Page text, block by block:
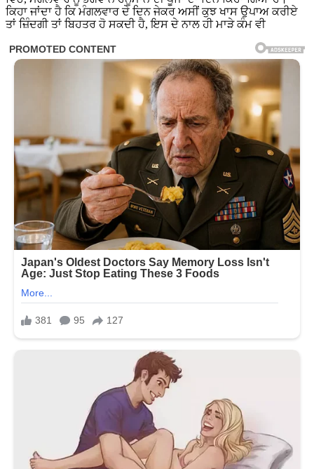
ਕਿਹਾ ਜਾਂਦਾ ਹੈ ਕਿ ਮੰਗਲਵਾਰ ਦੇ ਦਿਨ ਜੇਕਰ ਅਸੀਂ ਕੁਝ ਖਾਸ ਉਪਾਅ ਕਰੀਏ
ਤਾਂ ਜ਼ਿੰਦਗੀ ਤਾਂ ਬਿਹਤਰ ਹੋ ਸਕਦੀ ਹੈ, ਇਸ ਦੇ ਨਾਲ ਹੀ ਮਾੜੇ ਕੰਮ ਵੀ